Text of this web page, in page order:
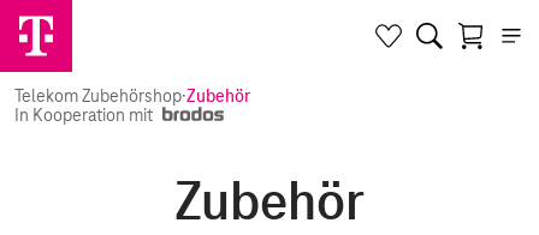
Telekom Zubehörshop·Zubehör
In Kooperation mit
Zubehör